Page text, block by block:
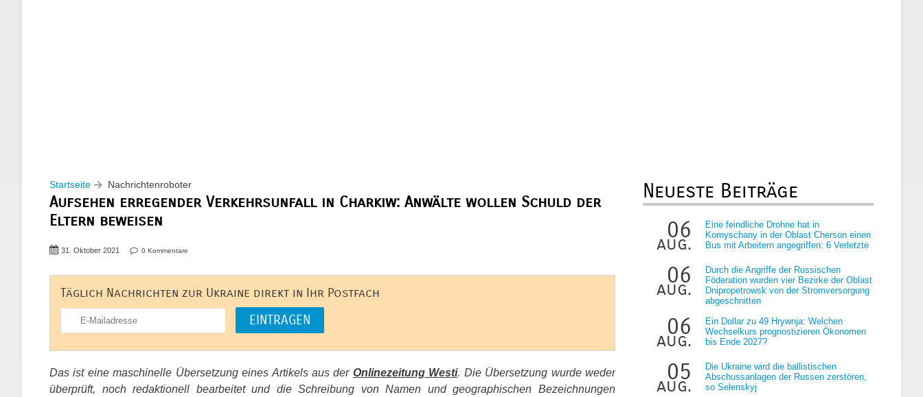
Startseite Nachrichtenroboter
Aufsehen erregender Verkehrsunfall in Charkiw: Anwälte wollen Schuld der
Eltern beweisen
31. Oktober 2021 0 Kommentare
Täglich Nachrichten zur Ukraine direkt in Ihr Postfach
Das ist eine maschinelle Übersetzung eines Artikels aus der Onlinezeitung Westi. Die Übersetzung wurde weder
überprüft, noch redaktionell bearbeitet und die Schreibung von Namen und geographischen Bezeichnungen
Neueste Beiträge
06
aug.
Eine feindliche Drohne hat in
Komyschany in der Oblast Cherson einen
Bus mit Arbeitern angegriffen: 6 Verletzte
06
aug.
Durch die Angriffe der Russischen
Föderation wurden vier Bezirke der Oblast
Dnipropetrowsk von der Stromversorgung
abgeschnitten
06
aug.
Ein Dollar zu 49 Hrywnja: Welchen
Wechselkurs prognostizieren Ökonomen
bis Ende 2027?
05
aug.
Die Ukraine wird die ballistischen
Abschussanlagen der Russen zerstören,
so Selenskyj